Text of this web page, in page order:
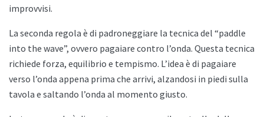
improvvisi.
La seconda regola è di padroneggiare la tecnica del “paddle
into the wave”, ovvero pagaiare contro l’onda. Questa tecnica
richiede forza, equilibrio e tempismo. L’idea è di pagaiare
verso l’onda appena prima che arrivi, alzandosi in piedi sulla
tavola e saltando l’onda al momento giusto.